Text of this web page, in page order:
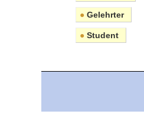
● Gelehrter
● Student